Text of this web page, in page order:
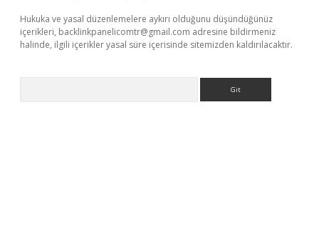
Hukuka ve yasal düzenlemelere aykırı olduğunu düşündüğünüz
içerikleri, backlinkpanelicomtr@gmail.com adresine bildirmeniz
halinde, ilgili içerikler yasal süre içerisinde sitemizden kaldırılacaktır.